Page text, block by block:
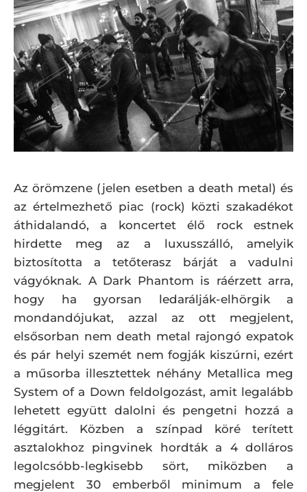
Az örömzene (jelen esetben a death metal) és
az értelmezhető piac (rock) közti szakadékot
áthidalandó, a koncertet élő rock estnek
hirdette meg az a luxusszálló, amelyik
biztosította a tetőterasz bárját a vadulni
vágyóknak. A Dark Phantom is ráérzett arra,
hogy ha gyorsan ledarálják-elhörgik a
mondandójukat, azzal az ott megjelent,
elsősorban nem death metal rajongó expatok
és pár helyi szemét nem fogják kiszúrni, ezért
a műsorba illesztettek néhány Metallica meg
System of a Down feldolgozást, amit legalább
lehetett együtt dalolni és pengetni hozzá a
léggitárt. Közben a színpad köré terített
asztalokhoz pingvinek hordták a 4 dolláros
legolcsóbb-legkisebb sört, miközben a
megjelent 30 emberből minimum a fele